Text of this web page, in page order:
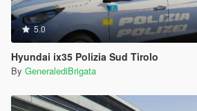
5.0
Hyundai ix35 Polizia Sud Tirolo
By GeneralediBrigata